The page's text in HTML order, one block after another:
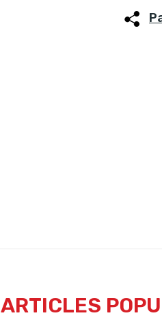
ARTICLES